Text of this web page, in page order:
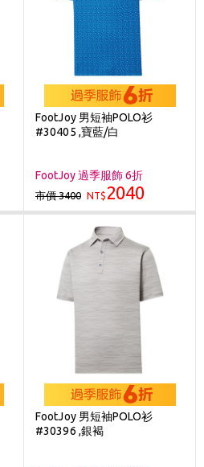
優惠實施中
盃 開始受理報名
費試打日程 已公佈!
路不明連結及優惠
Friends Screen模擬器
會員回饋積點
$2000 享免運
FootJoy 男短袖POLO衫
#30405 ,寶藍/白
FootJoy 過季服飾 6折
市價 3400 NT$ 2040
FootJoy 男短袖POLO衫
#30396 ,銀褐